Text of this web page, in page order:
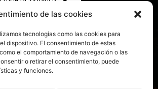
de las cookies
tecnologías como las cookies para
dispositivo. El consentimiento de estas
el comportamiento de navegación o las
o retirar el consentimiento, puede
y funciones.